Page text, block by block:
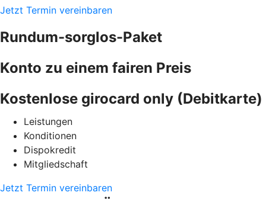
Jetzt Termin vereinbaren
Rundum-sorglos-Paket
Konto zu einem fairen Preis
Kostenlose girocard only (Debitkarte)
Leistungen
Konditionen
Dispokredit
Mitgliedschaft
Jetzt Termin vereinbaren